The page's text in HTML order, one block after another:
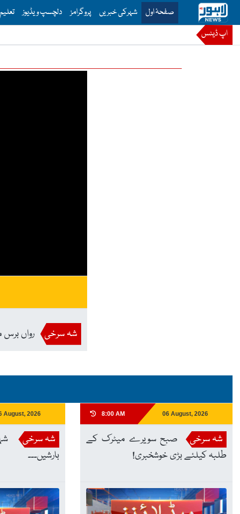
صفحۂ اولThis is the main menu for Lahore News
شہرکی خبریں پروگرامز دلچسپ ویڈیوز تعلیم
اپ ڈیٹس
شہ سرخی رواں برس
8:00 AM 06 August, 2026
شہ سرخی
صبح سویرے میٹرک کے
طلبہ کیلئے بڑی خوشخبری!
August, 2026
شہ سرخی
بارشیں۔۔۔